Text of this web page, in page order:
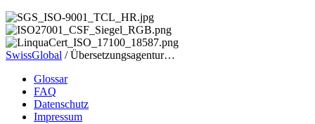
SwissGlobal /Übersetzungsagentur…
Glossar
FAQ
Datenschutz
Impressum